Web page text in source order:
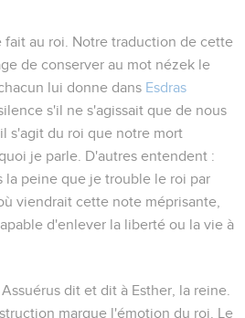
fait au roi . Notre traduction de cette
de conserver au mot nézek le
chacun lui donne dans Esdras
s'il ne s'agissait que de nous
s'agit du roi que notre mort
je parle. D'autres entendent :
la peine que je trouble le roi par
viendrait cette note méprisante,
d'enlever la liberté ou la vie à
dit et dit à Esther, la reine
marque l'émotion du roi. Le